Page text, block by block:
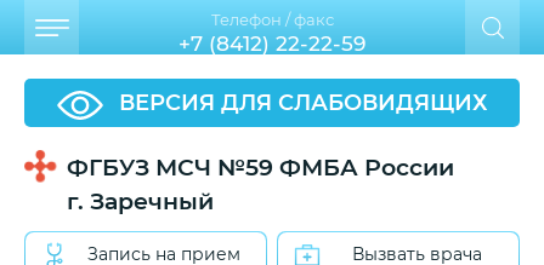
ВЕРСИЯ ДЛЯ СЛАБОВИДЯЩИХ
ФГБУЗ МСЧ №59 ФМБА России
г. Заречный
Запись на прием Вызвать врача
Телефон / факс
+7 (8412) 22-22-59